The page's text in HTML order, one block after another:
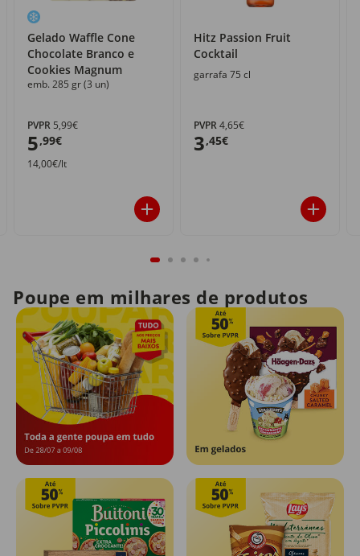
Gelado Waffle Cone
Chocolate Branco e
Cookies Magnum
emb. 285 gr (3 un)
PVPR 5,99€
5,99€
14,00€/lt
Hitz Passion Fruit
Cocktail
garrafa 75 cl
PVPR4,65€
3,45€
Poupe em milhares de produtos